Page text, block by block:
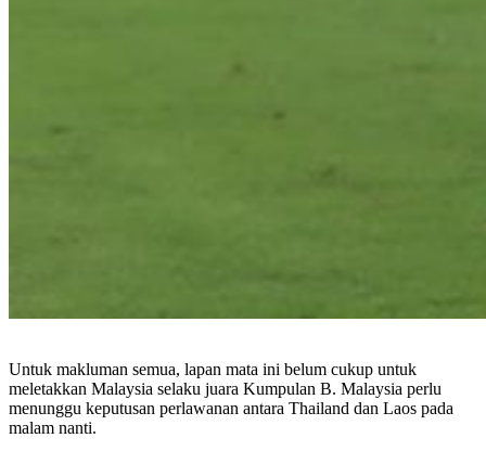
Untuk makluman semua, lapan mata ini belum cukup untuk
meletakkan Malaysia selaku juara Kumpulan B. Malaysia perlu
menunggu keputusan perlawanan antara Thailand dan Laos pada
malam nanti.